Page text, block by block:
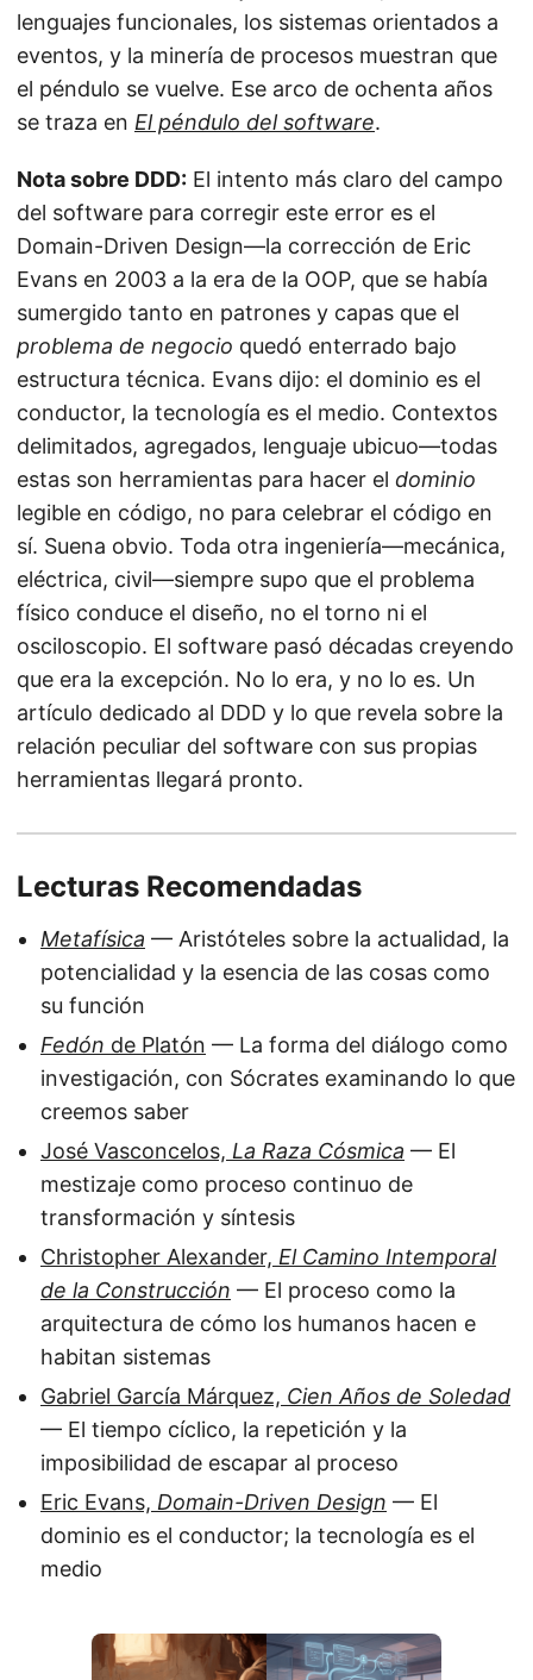
lenguajes funcionales, los sistemas orientados a
eventos, y la minería de procesos muestran que
el péndulo se vuelve. Ese arco de ochenta años
se traza en El péndulo del software.
Nota sobre DDD: El intento más claro del campo
del software para corregir este error es el
Domain-Driven Design—la corrección de Eric
Evans en 2003 a la era de la OOP, que se había
sumergido tanto en patrones y capas que el
problema de negocio quedó enterrado bajo
estructura técnica. Evans dijo: el dominio es el
conductor, la tecnología es el medio. Contextos
delimitados, agregados, lenguaje ubicuo—todas
estas son herramientas para hacer el dominio
legible en código, no para celebrar el código en
sí. Suena obvio. Toda otra ingeniería—mecánica,
eléctrica, civil—siempre supo que el problema
físico conduce el diseño, no el torno ni el
osciloscopio. El software pasó décadas creyendo
que era la excepción. No lo era, y no lo es. Un
artículo dedicado al DDD y lo que revela sobre la
relación peculiar del software con sus propias
herramientas llegará pronto.
Lecturas Recomendadas
Metafísica — Aristóteles sobre la actualidad, la
potencialidad y la esencia de las cosas como
su función
Fedón de Platón — La forma del diálogo como
investigación, con Sócrates examinando lo que
creemos saber
José Vasconcelos, La Raza Cósmica — El
mestizaje como proceso continuo de
transformación y síntesis
Christopher Alexander, El Camino Intemporal
de la Construcción — El proceso como la
arquitectura de cómo los humanos hacen e
habitan sistemas
Gabriel García Márquez, Cien Años de Soledad
— El tiempo cíclico, la repetición y la
imposibilidad de escapar al proceso
Eric Evans, Domain-Driven Design — El
dominio es el conductor; la tecnología es el
medio